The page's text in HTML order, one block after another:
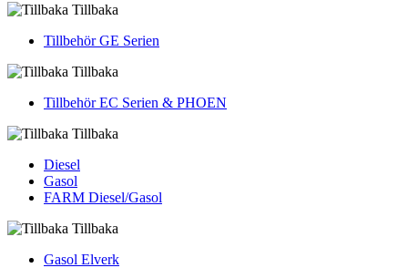
Tillbaka
Tillbehör GE Serien
Tillbaka
Tillbehör EC Serien & PHOEN
Tillbaka
Diesel
Gasol
FARM Diesel/Gasol
Tillbaka
Gasol Elverk